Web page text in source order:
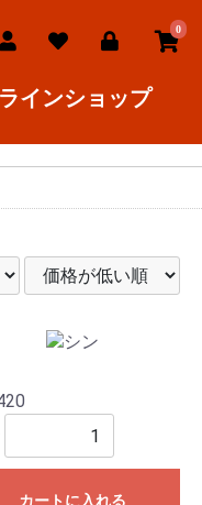
0
カートに入れる